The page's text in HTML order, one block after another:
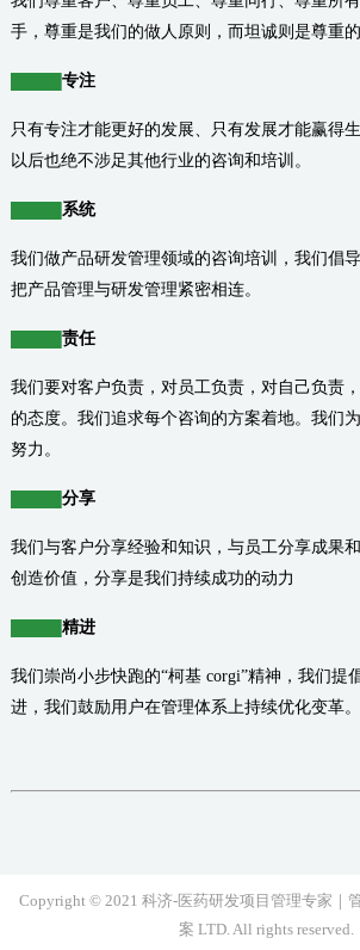
手，尊重是我们的做人原则，而坦诚则是尊重的
专注
只有专注才能更好的发展、只有发展才能赢得
以后也绝不涉足其他行业的咨询和培训。
系统
我们做产品研发管理领域的咨询培训，我们倡
把产品管理与研发管理紧密相连。
责任
我们要对客户负责，对员工负责，对自己负责
的态度。我们追求每个咨询的方案着地。我们
努力。
分享
我们与客户分享经验和知识，与员工分享成果
创造价值，分享是我们持续成功的动力
精进
我们崇尚小步快跑的“柯基 corgi”精神，我们提
进，我们鼓励用户在管理体系上持续优化变革。
Copyright © 2021 科济-医药研发项目管理专家｜
案 LTD. All rights reserved.